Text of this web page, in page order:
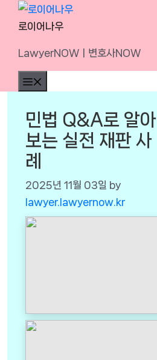
Skip
로이어나우
LawyerNOWㅣ변호사NOW
민법 Q&A로 알아
보는 실전 재판 사
례
2025년 11월 03일 by
lawyer.lawyernow.kr